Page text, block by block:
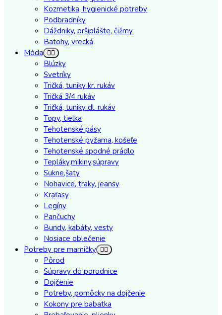
Kozmetika, hygienické potreby
Podbradníky
Dáždniky, pršiplášte, čižmy
Batohy, vrecká
Móda
Blúzky
Svetríky
Tričká, tuniky kr. rukáv
Tričká 3/4 rukáv
Tričká, tuniky dl. rukáv
Topy, tielka
Tehotenské pásy
Tehotenské pyžama, košeľe
Tehotenské spodné prádlo
Tepláky,mikiny,súpravy
Sukne,šaty
Nohavice, traky, jeansy
Kraťasy
Legíny
Pančuchy
Bundy, kabáty, vesty
Nosiace oblečenie
Potreby pre mamičky
Pôrod
Súpravy do porodnice
Dojčenie
Potreby, pomôcky na dojčenie
Kokony pre babatka